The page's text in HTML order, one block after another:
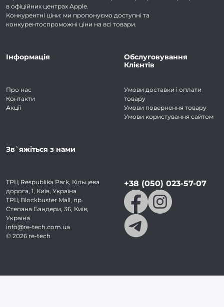
в офіційних центрах Apple.
Конкурентні ціни: ми пропонуємо доступні та
конкурентоспроможні ціни на всі товари.
Інформація
Про нас
Контакти
Акції
Обслуговування
Клієнтів
Умови доставки і оплати
товару
Умови повернення товару
Умови користування сайтом
Зв`яжіться з нами
ТРЦ Respublika Park, Кільцева
дорога, 1, Київ, Україна
ТРЦ Blockbuster Mall, пр.
Степана Бандери, 36, Київ,
Україна
info@re-tech.com.ua
© 2026 re-tech
+38 (050) 023-57-07